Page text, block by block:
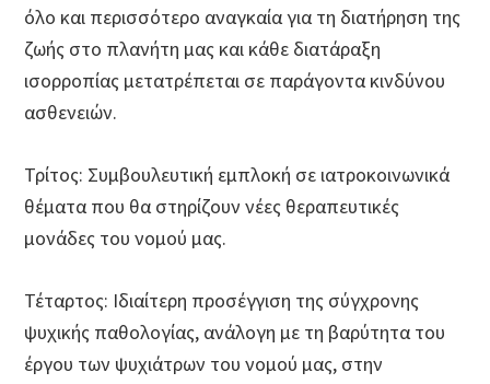
όλο και περισσότερο αναγκαία για τη διατήρηση της
ζωής στο πλανήτη μας και κάθε διατάραξη
ισορροπίας μετατρέπεται σε παράγοντα κινδύνου
ασθενειών.
Τρίτος: Συμβουλευτική εμπλοκή σε ιατροκοινωνικά
θέματα που θα στηρίζουν νέες θεραπευτικές
μονάδες του νομού μας.
Τέταρτος: Ιδιαίτερη προσέγγιση της σύγχρονης
ψυχικής παθολογίας, ανάλογη με τη βαρύτητα του
έργου των ψυχιάτρων του νομού μας, στην